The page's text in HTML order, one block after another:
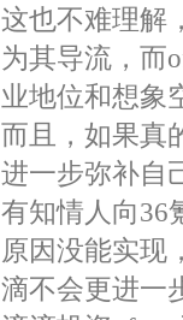
这也不难理解
为其导流，而
业地位和想象
而且，如果真
进一步弥补自
有知情人向36
原因没能实现
滴不会更进一